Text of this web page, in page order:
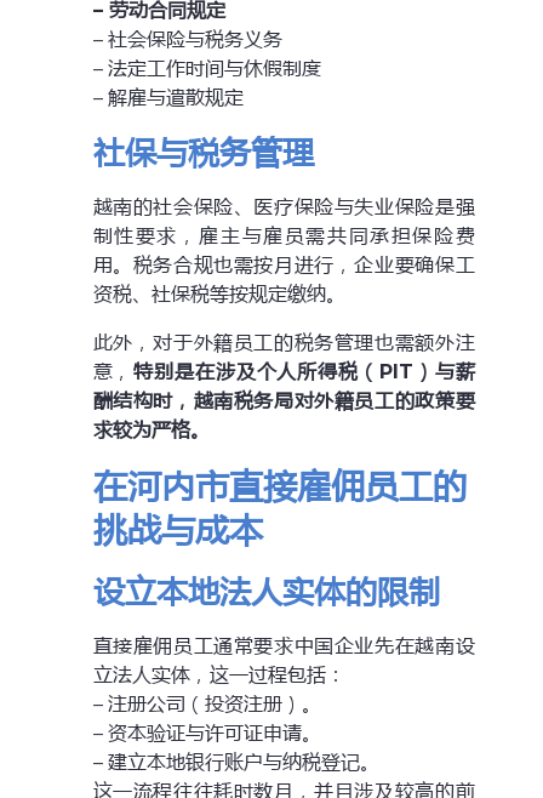
– 劳动合同规定
– 社会保险与税务义务
– 法定工作时间与休假制度
– 解雇与遣散规定
社保与税务管理
越南的社会保险、医疗保险与失业保险是强
制性要求，雇主与雇员需共同承担保险费
用。税务合规也需按月进行，企业要确保工
资税、社保税等按规定缴纳。
此外，对于外籍员工的税务管理也需额外注
意，特别是在涉及个人所得税（PIT）与薪
酬结构时，越南税务局对外籍员工的政策要
求较为严格。
在河内市直接雇佣员工的
挑战与成本
设立本地法人实体的限制
直接雇佣员工通常要求中国企业先在越南设
立法人实体，这一过程包括：
– 注册公司（投资注册）。
– 资本验证与许可证申请。
– 建立本地银行账户与纳税登记。
这一流程往往耗时数月，并且涉及较高的前